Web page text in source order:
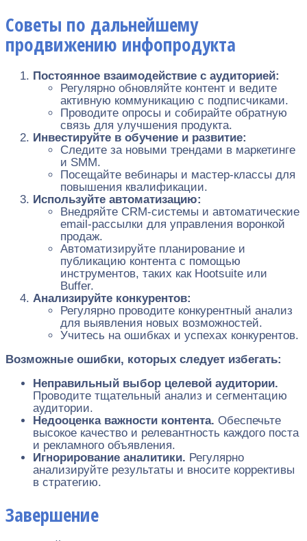
Советы по дальнейшему
продвижению инфопродукта
Постоянное взаимодействие с аудиторией:
Регулярно обновляйте контент и ведите
активную коммуникацию с подписчиками.
Проводите опросы и собирайте обратную
связь для улучшения продукта.
Инвестируйте в обучение и развитие:
Следите за новыми трендами в маркетинге
и SMM.
Посещайте вебинары и мастер-классы для
повышения квалификации.
Используйте автоматизацию:
Внедряйте CRM-системы и автоматические
email-рассылки для управления воронкой
продаж.
Автоматизируйте планирование и
публикацию контента с помощью
инструментов, таких как Hootsuite или
Buffer.
Анализируйте конкурентов:
Регулярно проводите конкурентный анализ
для выявления новых возможностей.
Учитесь на ошибках и успехах конкурентов.
Возможные ошибки, которых следует избегать:
Неправильный выбор целевой аудитории.
Проводите тщательный анализ и сегментацию
аудитории.
Недооценка важности контента. Обеспечьте
высокое качество и релевантность каждого поста
и рекламного объявления.
Игнорирование аналитики. Регулярно
анализируйте результаты и вносите коррективы
в стратегию.
Завершение